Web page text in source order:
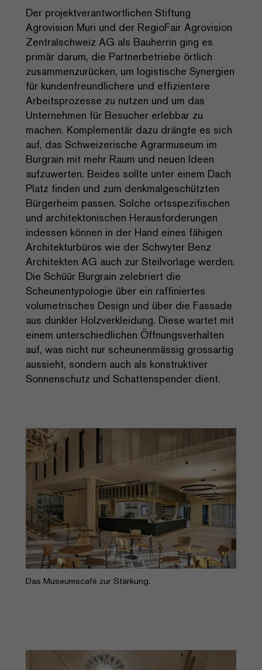
Der projektverantwortlichen Stiftung
Agrovision Muri und der RegioFair Agrovision
Zentralschweiz AG als Bauherrin ging es
primär darum, die Partnerbetriebe örtlich
zusammenzurücken, um logistische Synergien
für kundenfreundlichere und effizientere
Arbeitsprozesse zu nutzen und um das
Unternehmen für Besucher erlebbar zu
machen. Komplementär dazu drängte es sich
auf, das Schweizerische Agrarmuseum im
Burgrain mit mehr Raum und neuen Ideen
aufzuwerten. Beides sollte unter einem Dach
Platz finden und zum denkmalgeschützten
Bürgerheim passen. Solche ortsspezifischen
und architektonischen Herausforderungen
indessen können in der Hand eines fähigen
Architekturbüros wie der Schwyter Benz
Architekten AG auch zur Steilvorlage werden.
Die Schüür Burgrain zelebriert die
Scheunentypologie über ein raffiniertes
volumetrisches Design und über die Fassade
aus dunkler Holzverkleidung. Diese wartet mit
einem unterschiedlichen Öffnungsverhalten
auf, was nicht nur scheunenmässig grossartig
aussieht, sondern auch als konstruktiver
Sonnenschutz und Schattenspender dient.
Das Museumscafé zur Stärkung.